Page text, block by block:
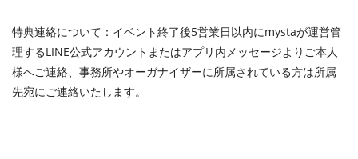
特典連絡について：イベント終了後5営業日以内にmystaが運営管
理するLINE公式アカウントまたはアプリ内メッセージよりご本人
様へご連絡、事務所やオーガナイザーに所属されている方は所属
先宛にご連絡いたします。